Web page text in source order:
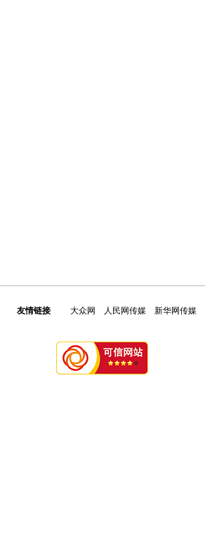
友情链接 大众网 人民网传媒 新华网传媒